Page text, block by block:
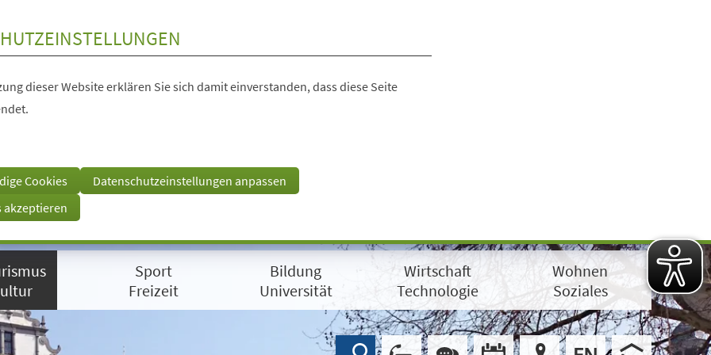
dieser Website erklären Sie sich damit einverstanden, dass diese Seite
Cookies
Datenschutzeinstellungen anpassen
akzeptieren
Sport
Freizeit
Bildung
Universität
Wirtschaft
Technologie
Wohnen
Soziales